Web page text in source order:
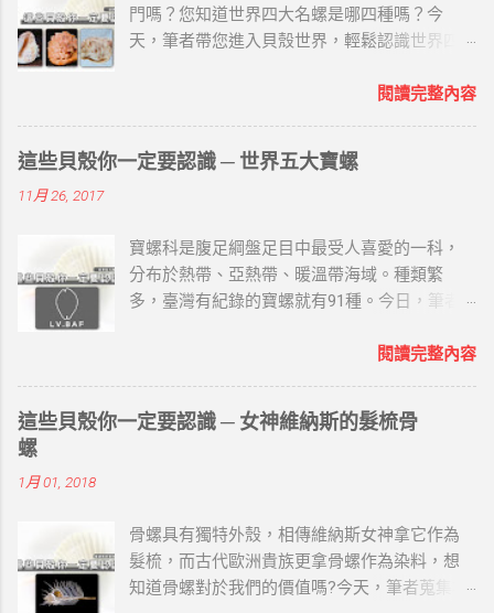
門嗎？您知道世界四大名螺是哪四種嗎？今
天，筆者帶您進入貝殼世界，輕鬆認識世界四
高的觀賞性的收藏價值。以下筆者就用四字訣
海的故鄉原創工作室 （一）名螺家世 就是大法
螺、法螺，屬法螺科，也稱海神法螺，海南民
條明顯的縱脹肋。體層上的螺肋光滑、寬大而
且低平，其間有較深的螺溝及少數細肋。縫合
線深刻，各螺層在縫合線下的螺肋常呈波狀並
褶。殼表為乳白色，有深褐色斑紋和新月形斑
紋。殼口橙褐色，外唇齒間有白色溝槽。軸齒
白色，齒間為深褐色。可作號角。 鳳尾螺分佈
於印度太平洋、日本南部、大洋洲。 （二）名
盛，廣被大眾，且能降魔，故稱「法螺」。
（三）宗教寓意 其雄壯而神氣的外觀是力量的
象徵，據說能驅魔辟邪、保佑平安，海民和山
閱讀完整內容
這些貝殼你一定要認識 ─ 世界五大寶螺
11月 26, 2017
寶螺科是腹足綱盤足目中最受人喜愛的一科，
分布於熱帶、亞熱帶、暖溫帶海域。種類繁
多，臺灣有紀錄的寶螺就有91種。今日，筆者
(LV.BAF)的哪些事。 世界五大寶螺 LV.BAF主要
定的，分別是天王寶螺(Leucodon)、王子寶螺
(Valentia)、紅牡丹寶螺(Broderipii)、黃金寶螺
林西那貝亞屬。 殼呈圓球形，背部隆起，前端
突出，螺層內捲。殼表光滑，棕褐色，上面散
佈大小不等的淺色圓斑。腹面淺棕褐色，殼齒
閱讀完整內容
這些貝殼你一定要認識 ─ 女神維納斯的髮梳骨
螺
1月 01, 2018
骨螺具有獨特外殼，相傳維納斯女神拿它作為
髮梳，而古代歐洲貴族更拿骨螺作為染料，想
知道骨螺對於我們的價值嗎?今天，筆者蒐集相